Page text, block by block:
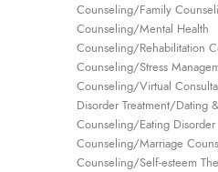
Counseling/Family
Counseling/Mental Health
Counseling/Rehabilitation
Counseling/Stress
Counseling/Virtual
Disorder Treatment/Dating
Counseling/Eating
Counseling/Marriage
Counseling/Self-esteem